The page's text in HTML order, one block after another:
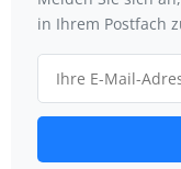
in Ihrem Postfach